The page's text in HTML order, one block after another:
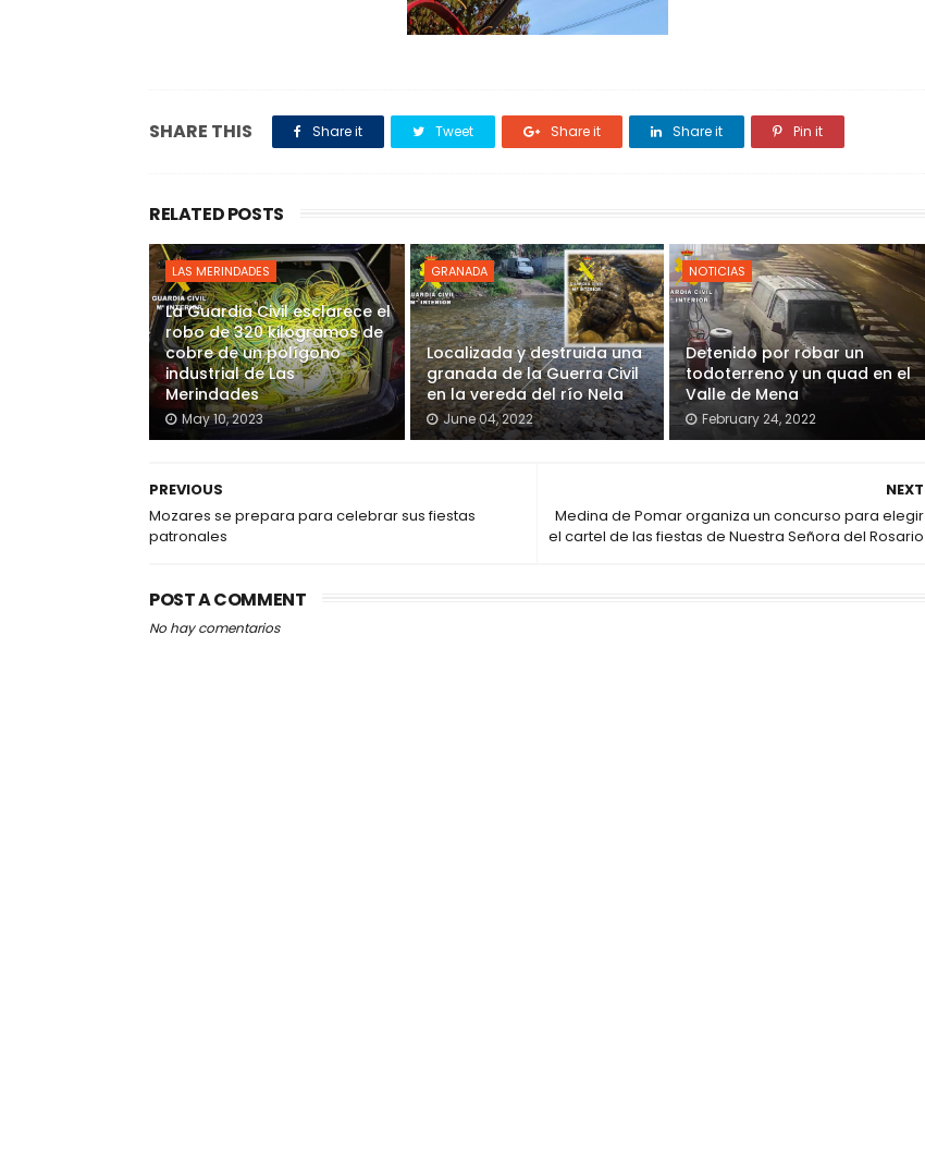
SHARE THIS Share it Tweet Share it Share it Pin it
RELATED POSTS
LAS MERINDADES
La Guardia Civil esclarece el
robo de 320 kilogramos de
cobre de un polígono
industrial de Las
Merindades
May 10, 2023
GRANADA
Localizada y destruida una
granada de la Guerra Civil
en la vereda del río Nela
June 04, 2022
NOTICIAS
Detenido por robar un
todoterreno y un quad en el
Valle de Mena
February 24, 2022
NEXT
Medina de Pomar organiza un concurso para elegir
el cartel de las fiestas de Nuestra Señora del Rosario
PREVIOUS
Mozares se prepara para celebrar sus fiestas
patronales
POST A COMMENT
No hay comentarios